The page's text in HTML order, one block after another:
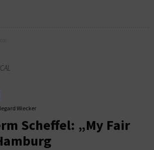
Wiecker
Scheffel: „My Fair